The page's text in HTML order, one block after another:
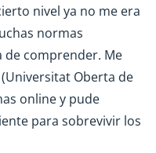
nivel ya no me era
normas
de comprender. Me
Oberta de
online y pude
para sobrevivir los